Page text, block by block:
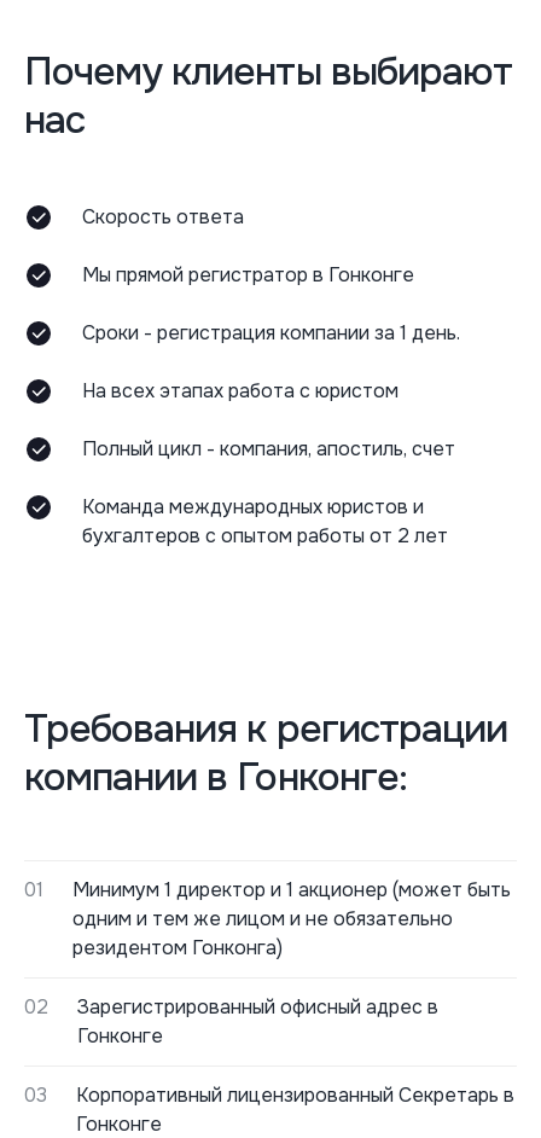
Почему клиенты выбирают
нас
Скорость ответа
Мы прямой регистратор в Гонконге
Сроки - регистрация компании за 1 день.
На всех этапах работа с юристом
Полный цикл - компания, апостиль, счет
Команда международных юристов и
бухгалтеров с опытом работы от 2 лет
Требования к регистрации
компании в Гонконге:
01
Минимум 1 директор и 1 акционер (может быть
одним и тем же лицом и не обязательно
резидентом Гонконга)
02
Зарегистрированный офисный адрес в
Гонконге
03
Корпоративный лицензированный Секретарь в
Гонконге